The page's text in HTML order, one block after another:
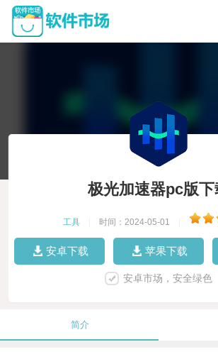
极光加速器pc版下
工具 时间：2024-05-01
安卓下载 苹果下载
安卓市场，安全绿色
简介